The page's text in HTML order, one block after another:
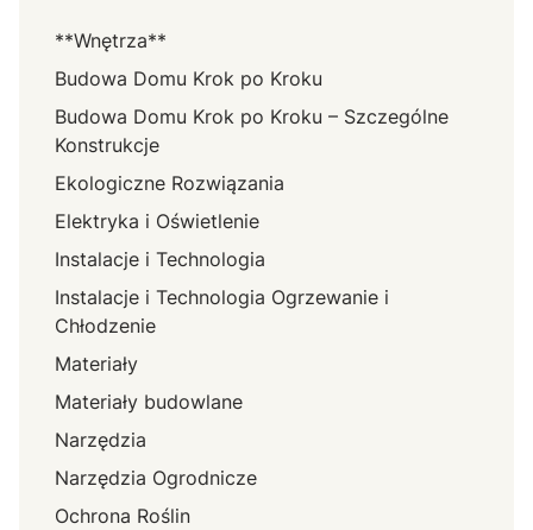
**Wnętrza**
Budowa Domu Krok po Kroku
Budowa Domu Krok po Kroku – Szczególne
Konstrukcje
Ekologiczne Rozwiązania
Elektryka i Oświetlenie
Instalacje i Technologia
Instalacje i Technologia Ogrzewanie i
Chłodzenie
Materiały
Materiały budowlane
Narzędzia
Narzędzia Ogrodnicze
Ochrona Roślin